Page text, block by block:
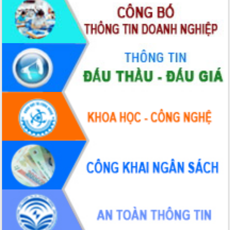
sầu riêng tại Đắk Lắk
Trình diễn nghệ thuật chế biến các
món ăn từ sầu riêng
Đắk Lắk công bố Quy hoạch và xúc
tiến đầu tư tỉnh
Ngành cá ngừ Đắk Lắk chủ động thích
ứng để giữ vững thị trường xuất khẩu
Diễn đàn Kinh tế tư nhân Việt Nam đột
phá cơ chế - Hợp tác công tư
Đề án 06 tạo bước ngoặt đột phá trong
cải cách hành chính tỉnh Đắk Lắk
Kết nối tour, đẩy mạnh chuyển đổi số
để phát triển du lịch Đắk Lắk
Khởi động Dự án Đầu tư xây dựng hạ
tầng kỹ thuật Cụm công nghiệp Tân
Tiến
Gặp mặt các cơ quan báo chí nhân Kỷ
niệm 101 năm Ngày Báo chí Cách
mạng Việt Nam
Đắk Lắk sơ kết 4 năm triển khai thực